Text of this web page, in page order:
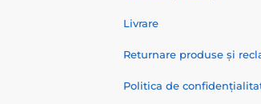
Livrare
Returnare produse și
Politica de